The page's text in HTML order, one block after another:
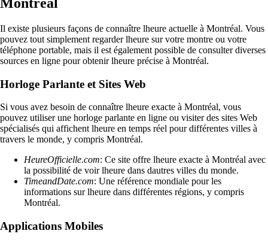
Il existe plusieurs façons de connaître lheure actuelle à Montréal. Vous
pouvez tout simplement regarder lheure sur votre montre ou votre
téléphone portable, mais il est également possible de consulter diverses
sources en ligne pour obtenir lheure précise à Montréal.
Horloge Parlante et Sites Web
Si vous avez besoin de connaître lheure exacte à Montréal, vous
pouvez utiliser une horloge parlante en ligne ou visiter des sites Web
spécialisés qui affichent lheure en temps réel pour différentes villes à
travers le monde, y compris Montréal.
HeureOfficielle.com: Ce site offre lheure exacte à Montréal avec
la possibilité de voir lheure dans dautres villes du monde.
TimeandDate.com: Une référence mondiale pour les
informations sur lheure dans différentes régions, y compris
Montréal.
Applications Mobiles